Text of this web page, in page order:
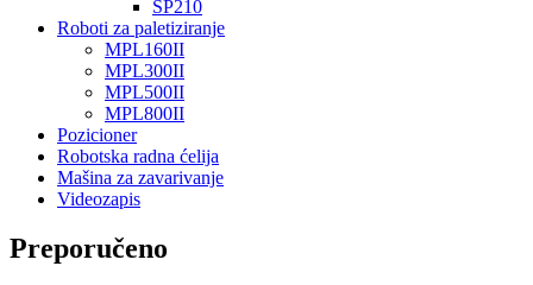
SP210
Roboti za paletiziranje
MPL160II
MPL300II
MPL500II
MPL800II
Pozicioner
Robotska radna ćelija
Mašina za zavarivanje
Videozapis
Preporučeno